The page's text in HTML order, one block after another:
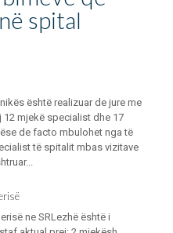
spital
është realizuar de jure me
12 mjekë specialist dhe 17
de facto mbulohet nga të
të spitalit mbas vizitave
ne SRLezhë është i